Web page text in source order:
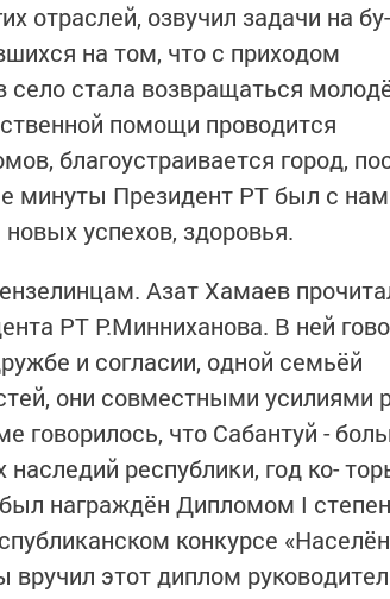
от­раслей, озвучил задачи на бу­
на том, что с приходом
село ста­ла возвращаться
помощи про­водится
благо­устраивается город,
минуты Президент РТ был с
успехов, здоровья.
Азат Ха­маев
РТ Р.Минниханова. В ней
и согласии, одной семьёй
они совместными усилиями
говорилось, что Сабантуй -
республики, год ко-
награждён Ди­пломом I
конкурсе
вручил этот диплом